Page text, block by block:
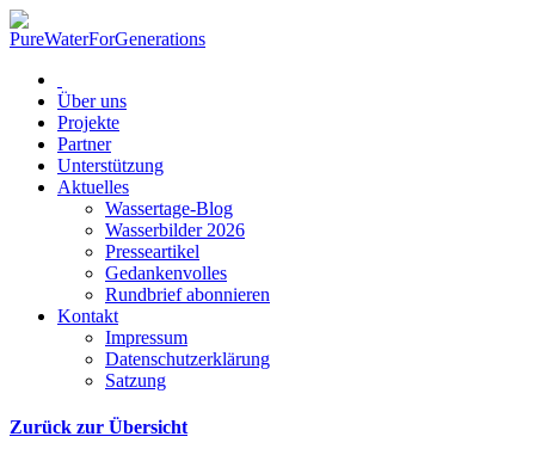
Über uns
Projekte
Partner
Unterstützung
Aktuelles
Wassertage-Blog
Wasserbilder 2026
Presseartikel
Gedankenvolles
Rundbrief abonnieren
Kontakt
Impressum
Datenschutzerklärung
Satzung
Zurück zur Übersicht